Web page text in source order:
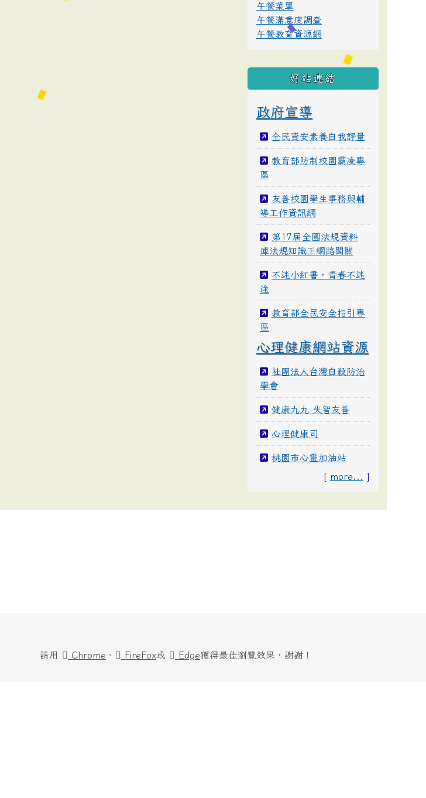
午餐菜單
午餐滿意度調查
午餐教育資源網
好站連結
政府宣導
全民資安素養自我評量
教育部防制校園霸凌專
區
友善校園學生事務與輔
導工作資訊網
第17屆全國法規資料
庫法規知識王網路闖關
不迷小紅書，青春不迷
途
教育部全民安全指引專
區
心理健康網站資源
社團法人台灣自殺防治
學會
健康九九-失智友善
心理健康司
桃園市心靈加油站
[ more... ]
請用 Chrome 、 FireFox或 Edge獲得最佳瀏覽效果，謝謝！